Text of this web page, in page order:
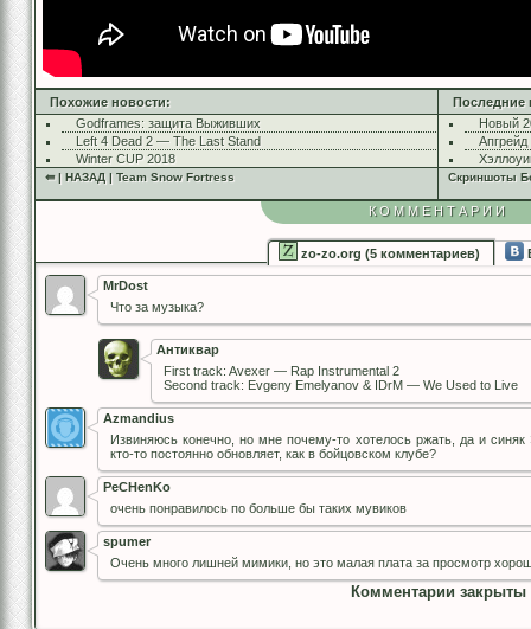
Похожие новости:
Godframes: защита Выживших
Left 4 Dead 2 — The Last Stand
Winter CUP 2018
Последние
Новый
⇚ | НАЗАД | Team Snow Fortress Скриншоты
КОММЕНТАРИИ
zo-zo.org (5 комментариев)
MrDost
Что за музыка?
Антиквар
First track: Avexer — Rap Instrumental 2
Second track: Evgeny Emelyanov & IDrM — We Used to Live
Azmandius
Извиняюсь конечно, но мне почему-то хотелось ржать, да и
кто-то постоянно обновляет, как в бойцовском клубе?
PeCHenKo
очень понравилось по больше бы таких мувиков
spumer
Очень много лишней мимики, но это малая плата за просмотр
Комментарии закрыты